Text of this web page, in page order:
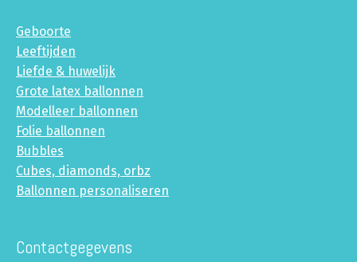
Geboorte
Leeftijden
Liefde & huwelijk
Grote latex ballonnen
Modelleer ballonnen
Folie ballonnen
Bubbles
Cubes, diamonds, orbz
Ballonnen personaliseren
Contactgegevens